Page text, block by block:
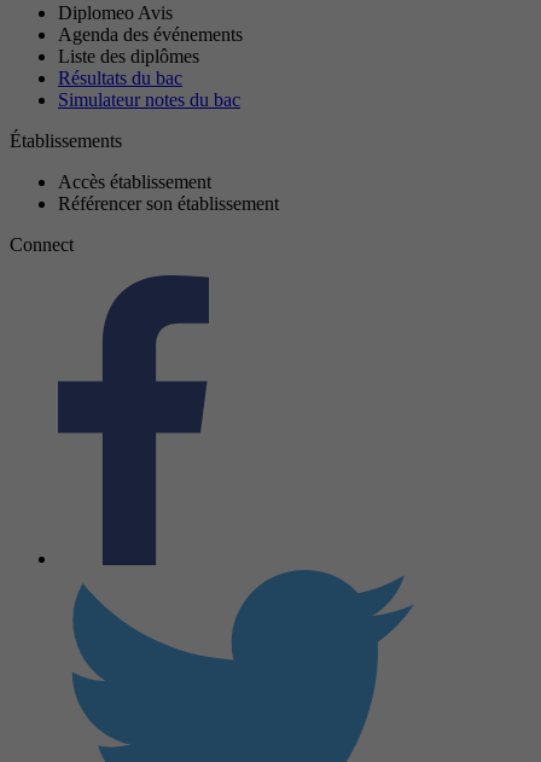
Diplomeo Avis
Agenda des événements
Liste des diplômes
Résultats du bac
Simulateur notes du bac
Établissements
Accès établissement
Référencer son établissement
Connect